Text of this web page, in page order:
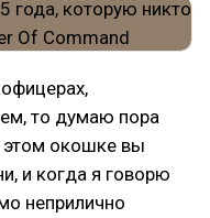
то думаю пора
этом окошке вы
и когда я говорю
неприлично